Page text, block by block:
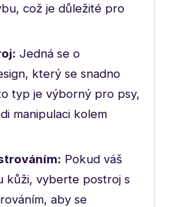
což je důležité pro
Jedná se o
který se snadno
typ je výborný pro psy,
manipulaci kolem
Pokud váš
kůži, vyberte postroj s
aby se